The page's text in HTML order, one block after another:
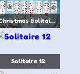
Christmas Solitaire 247
Solitaire 12